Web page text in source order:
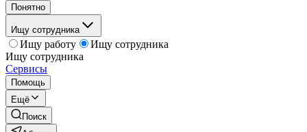
Понятно
Ищу сотрудника
Ищу работу
Ищу сотрудника
Ищу сотрудника
Сервисы
Помощь
Ещё
Поиск